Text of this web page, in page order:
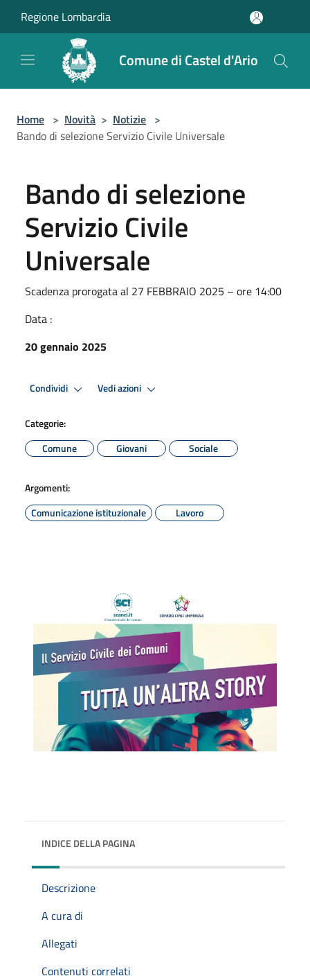
Regione Lombardia
Comune di Castel d'Ario
Home > Novità > Notizie >
Bando di selezione Servizio Civile Universale
Bando di selezione
Servizio Civile
Universale
Scadenza prorogata al 27 FEBBRAIO 2025 – ore 14:00
Data :
20 gennaio 2025
Condividi Vedi azioni
Categorie:
Comune
Giovani Sociale
Argomenti:
Comunicazione istituzionale
Lavoro
INDICE DELLA PAGINA
Descrizione
A cura di
Allegati
Contenuti correlati